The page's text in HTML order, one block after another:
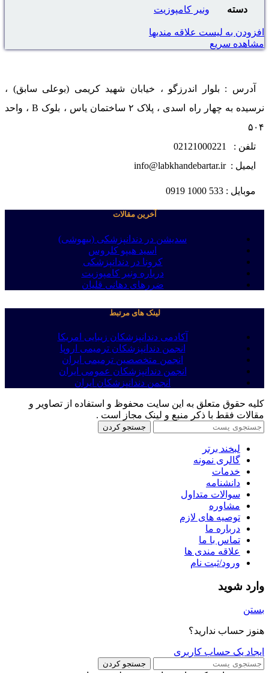
دسته ونیر کامپوزیت
افزودن به لیست علاقه مندیها
مشاهده سریع
آدرس : بلوار اندرزگو ، خیابان شهید کریمی (بوعلی سابق) ،
نرسیده به چهار راه اسدی ، پلاک ۲ ساختمان یاس ، بلوک B ، واحد
۵۰۴
تلفن : 02121000221
ایمیل : info@labkhandebartar.ir
موبایل : 533 1000 0919
آخرین مقالات
سدیشن در دندانپزشکی (بیهوشی)
اسید هیپو کلروس
کرونا در دندانپزشکی
درباره ونیر کامپوزیت
ضررهای دهانی قلیان
لینک های مرتبط
آکادمی دندانپزشکان زیبایی امریکا
انجمن دندانپزشکان ترمیمی اروپا
انجمن متخصصین ترمیمی ایران
انجمن دندانپزشکان عمومی ایران
انجمن دندانپزشکان ایران
کلیه حقوق متعلق به این سایت محفوظ و استفاده از تصاویر و
مقالات فقط با ذکر منبع و لینک مجاز است .
جستجو کردن
لبخند برتر
گالری نمونه
خدمات
دانشنامه
سوالات متداول
مشاوره
توصیه های لازم
درباره ما
تماس با ما
علاقه مندی ها
ورود/ثبت نام
وارد شوید
بستن
هنوز حساب ندارید؟
ایجاد یک حساب کاربری
جستجو کردن